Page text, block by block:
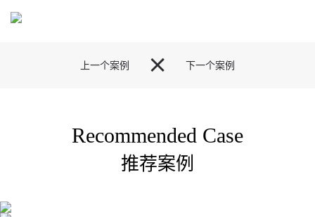
上一个案例 下一个案例

Recommended Case
推荐案例